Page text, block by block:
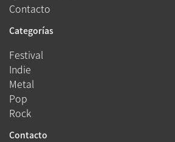
Contacto
Categorías
Festival
Indie
Metal
Pop
Rock
Contacto